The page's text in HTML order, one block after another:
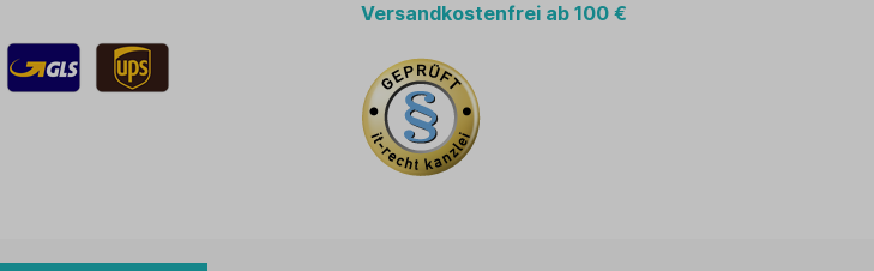
Versandkostenfrei ab 100 €